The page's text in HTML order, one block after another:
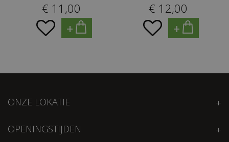
€ 11 ,00
+
€ 12,00
+
ONZE LOKATIE
OPENINGSTIJDEN